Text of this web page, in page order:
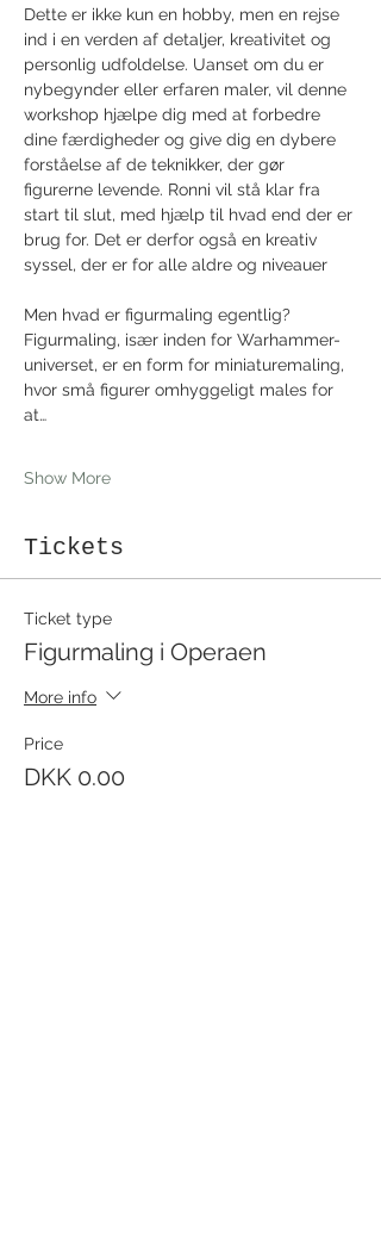
Dette er ikke kun en hobby, men en rejse
ind i en verden af detaljer, kreativitet og
personlig udfoldelse. Uanset om du er
nybegynder eller erfaren maler, vil denne
workshop hjælpe dig med at forbedre
dine færdigheder og give dig en dybere
forståelse af de teknikker, der gør
figurerne levende. Ronni vil stå klar fra
start til slut, med hjælp til hvad end der er
brug for. Det er derfor også en kreativ
syssel, der er for alle aldre og niveauer
Men hvad er figurmaling egentlig?
Figurmaling, især inden for Warhammer-
universet, er en form for miniaturemaling,
hvor små figurer omhyggeligt males for
at…
Show More
Tickets
Ticket type
Figurmaling i Operaen
More info
Price
DKK 0.00